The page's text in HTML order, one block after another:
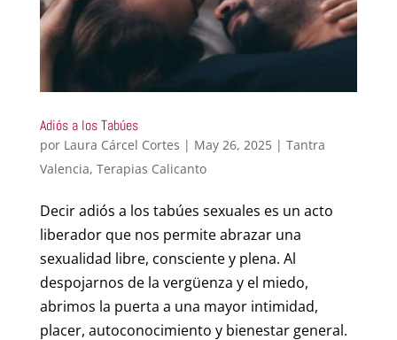
Adiós a los Tabúes
por Laura Cárcel Cortes | May 26, 2025| Tantra
Valencia, Terapias Calicanto
Decir adiós a los tabúes sexuales es un acto
liberador que nos permite abrazar una
sexualidad libre, consciente y plena. Al
despojarnos de la vergüenza y el miedo,
abrimos la puerta a una mayor intimidad,
placer, autoconocimiento y bienestar general.